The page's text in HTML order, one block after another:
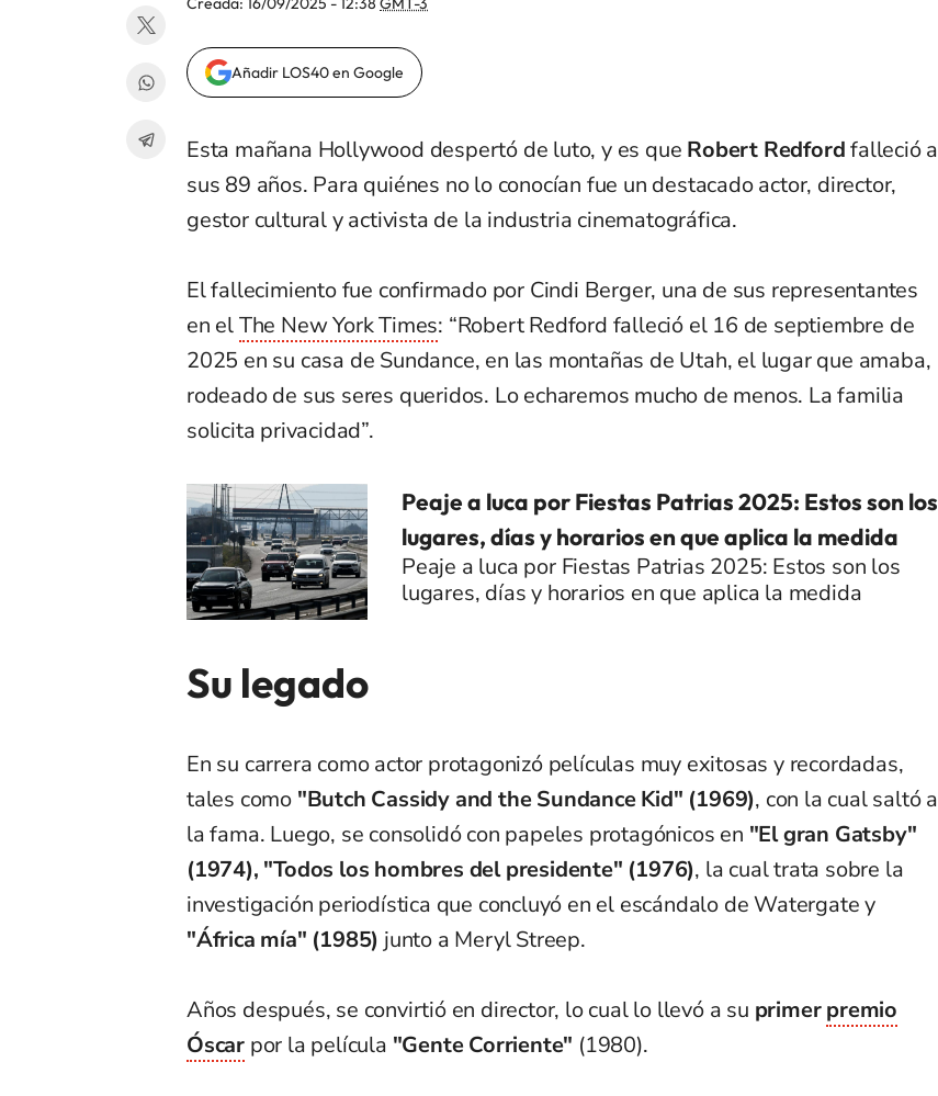
Añadir LOS40 en Google
Esta mañana Hollywood despertó de luto, y es que Robert Redfordfalleció a
sus 89 años. Para quiénes no lo conocían fue un destacado actor, director,
gestor cultural y activista de la industria cinematográfica.
El fallecimiento fue confirmado por Cindi Berger, una de sus representantes
en elThe New York Times: “Robert Redford falleció el 16 de septiembre de
2025 en su casa de Sundance, en las montañas de Utah, el lugar que amaba,
rodeado de sus seres queridos. Lo echaremos mucho de menos. La familia
solicita privacidad”.
Peaje a luca por Fiestas Patrias 2025: Estos son los
lugares, días y horarios en que aplica la medida
Peaje a luca por Fiestas Patrias 2025: Estos son los
lugares, días y horarios en que aplica la medida
Su legado
En su carrera como actor protagonizó películas muy exitosas y recordadas,
tales como "Butch Cassidy and the Sundance Kid" (1969), con la cual saltó a
la fama. Luego, se consolidó con papeles protagónicos en "El gran Gatsby"
(1974), "Todos los hombres del presidente" (1976), la cual trata sobre la
investigación periodística que concluyó en el escándalo de Watergate y
"África mía" (1985) junto a Meryl Streep.
Años después, se convirtió en director, lo cual lo llevó a su primerpremio
Óscar por la película "Gente Corriente" (1980).